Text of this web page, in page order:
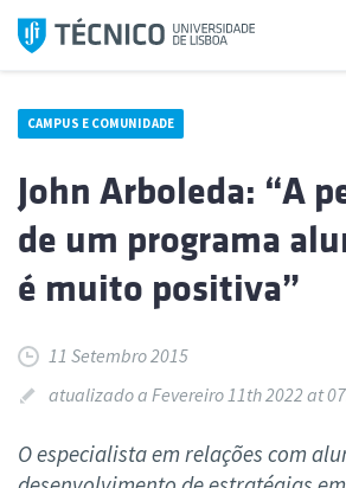
Saltar
para
CAMPUS E COMUNIDADE
John Arboleda: “A
de um programa
é muito positiva”
11 Setembro 2015
atualizado a Fevereiro 11th 2022 at
O especialista em relações com